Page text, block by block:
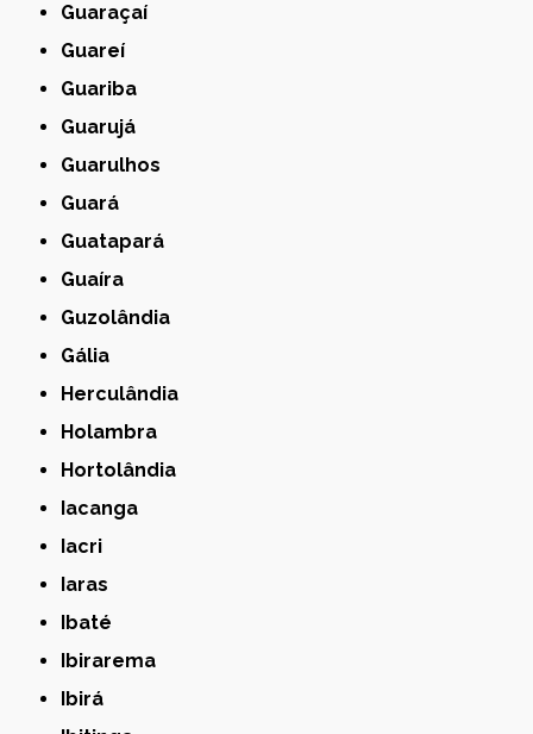
Guaraçaí
Guareí
Guariba
Guarujá
Guarulhos
Guará
Guatapará
Guaíra
Guzolândia
Gália
Herculândia
Holambra
Hortolândia
Iacanga
Iacri
Iaras
Ibaté
Ibirarema
Ibirá